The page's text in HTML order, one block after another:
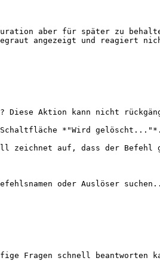
aber für später zu
angezeigt und reagiert
Aktion kann nicht
*"Wird
zeichnet auf, dass der Befehl
oder Auslöser
Fragen schnell beantworten